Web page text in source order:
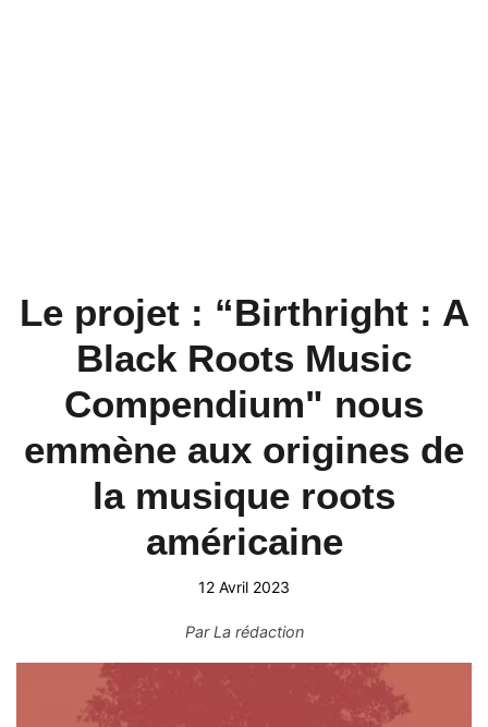
Le projet : “Birthright : A
Black Roots Music
Compendium" nous
emmène aux origines de
la musique roots
américaine
12 Avril 2023
ParLa rédaction